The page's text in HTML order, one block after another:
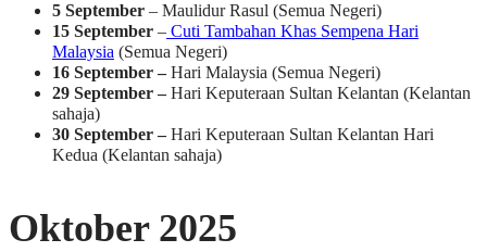
5 September – Maulidur Rasul (Semua Negeri)
15 September – Cuti Tambahan Khas Sempena Hari
Malaysia (Semua Negeri)
16 September –Hari Malaysia (Semua Negeri)
29 September –Hari Keputeraan Sultan Kelantan (Kelantan
sahaja)
30 September –Hari Keputeraan Sultan Kelantan Hari
Kedua (Kelantan sahaja)
Oktober 2025